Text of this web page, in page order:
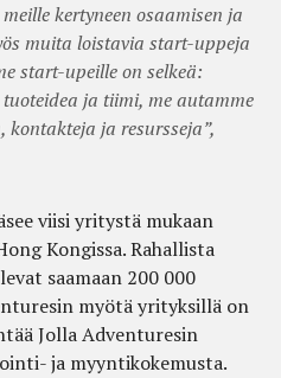
kertyneen osaamisen ja
muita loistavia start-uppeja
start-upeille on selkeä:
ja tiimi, me autamme
ja resursseja”,
viisi yritystä mukaan
Kongissa. Rahallista
saamaan 200 000
myötä yrityksillä on
Jolla Adventuresin
ja myyntikokemusta.